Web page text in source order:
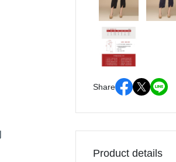
Share
Product details